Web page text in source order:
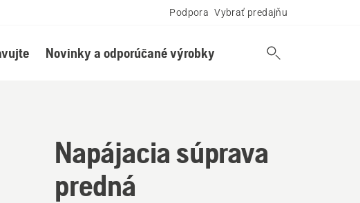
Podpora Vybrať predajňu
Novinky a odporúčané výrobky
Napájacia súprava
predná